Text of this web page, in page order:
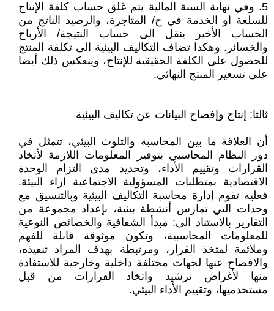
5. وفي نهاية السنة المالية يتم غلق حساب كلفة الإنتاج
للسلعة او الخدمة في ح/ المتاجرة، والرصيد الناتج من
الحساب الأخير ينقل الى حساب النتيجة/ الأرباح
والخسائر. وهكذا تضاف التكاليف البيئية الى تكلفة المنتج
للحصول على الكلفة الحقيقية للإنتاج، وينعكس ذلك أيضا
على تسعير المنتج النهائي.
ثالثا: إنتاج وإفصاح البيانات عن تكاليف البيئية
أن العلاقة ما بين المحاسبة والتلوث البيئي، تتمثل في
دور النظام المحاسبي بتوفير المعلومات اللازمة لأتخاد
القرارات وتقييم الأداء، وتحديد مدى التزام الوحدة
الاقتصادية بمتطلبات المسؤولية الاجتماعية ازاء البيئة.
فعليه تقوم إدارة محاسبة التكاليف البيئية وبالتنسيق مع
وحدات التي تمارس أنشطة بيئية، بإعداد مجموعة من
التقارير بالاستناد الى: مبدأ الشفافية والخصائص النوعية
للمعلومات المحاسبية، وتكون موثوقة قابلة للفهم
وملائمة لمتخذ القرار، ومرتبطة بهدف المراد تنفيذه،
والافصاح عنها لجهات مختلفة داخلية وخارجية للاستفادة
منها لأغراض ترشيد واتخاذ القرارات من قبل
مستخدميها، وتقييم الأداء البيئي.